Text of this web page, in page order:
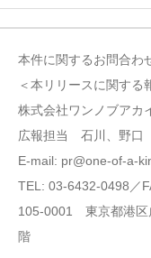
本件に関するお問合わ
＜本リリースに関する
株式会社ワンノブアカ
広報担当 石川、野口
E-mail: pr@one-of-a-
TEL: 03-6432-0498／
105-0001 東京都港区
階